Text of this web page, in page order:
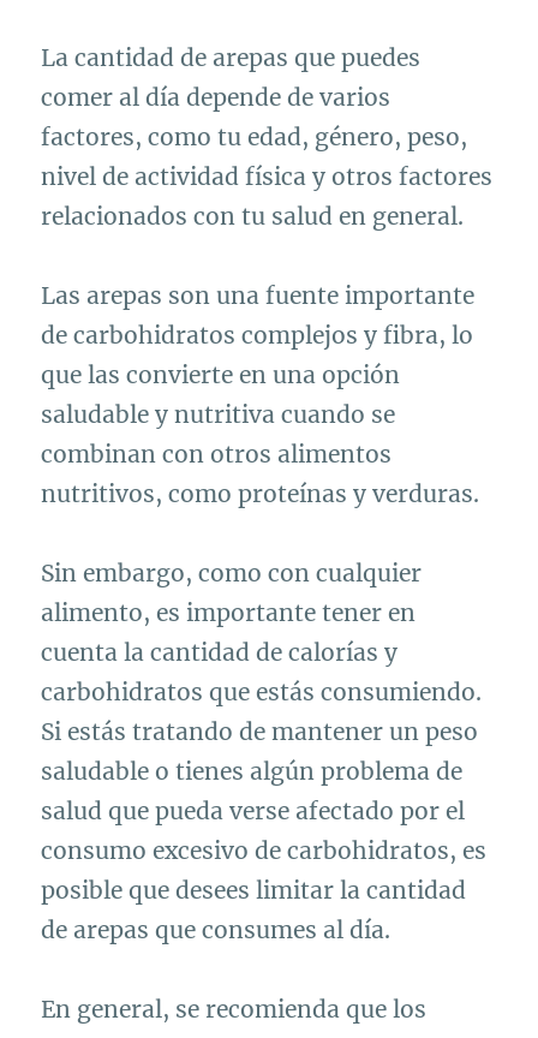
La cantidad de arepas que puedes
comer al día depende de varios
factores, como tu edad, género, peso,
nivel de actividad física y otros factores
relacionados con tu salud en general.
Las arepas son una fuente importante
de carbohidratos complejos y fibra, lo
que las convierte en una opción
saludable y nutritiva cuando se
combinan con otros alimentos
nutritivos, como proteínas y verduras.
Sin embargo, como con cualquier
alimento, es importante tener en
cuenta la cantidad de calorías y
carbohidratos que estás consumiendo.
Si estás tratando de mantener un peso
saludable o tienes algún problema de
salud que pueda verse afectado por el
consumo excesivo de carbohidratos, es
posible que desees limitar la cantidad
de arepas que consumes al día.
En general, se recomienda que los